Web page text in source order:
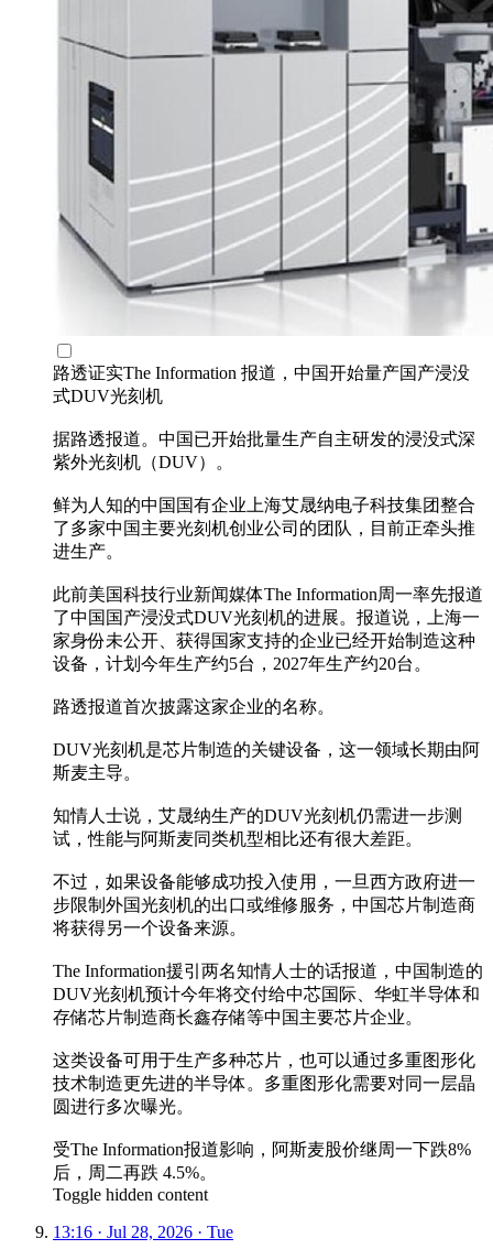
路透证实The Information 报道，中国开始量产国产浸没
式DUV光刻机
据路透报道。中国已开始批量生产自主研发的浸没式深
紫外光刻机（DUV）。
鲜为人知的中国国有企业上海艾晟纳电子科技集团整合
了多家中国主要光刻机创业公司的团队，目前正牵头推
进生产。
此前美国科技行业新闻媒体The Information周一率先报道
了中国国产浸没式DUV光刻机的进展。报道说，上海一
家身份未公开、获得国家支持的企业已经开始制造这种
设备，计划今年生产约5台，2027年生产约20台。
路透报道首次披露这家企业的名称。
DUV光刻机是芯片制造的关键设备，这一领域长期由阿
斯麦主导。
知情人士说，艾晟纳生产的DUV光刻机仍需进一步测
试，性能与阿斯麦同类机型相比还有很大差距。
不过，如果设备能够成功投入使用，一旦西方政府进一
步限制外国光刻机的出口或维修服务，中国芯片制造商
将获得另一个设备来源。
The Information援引两名知情人士的话报道，中国制造的
DUV光刻机预计今年将交付给中芯国际、华虹半导体和
存储芯片制造商长鑫存储等中国主要芯片企业。
这类设备可用于生产多种芯片，也可以通过多重图形化
技术制造更先进的半导体。多重图形化需要对同一层晶
圆进行多次曝光。
受The Information报道影响，阿斯麦股价继周一下跌8%
后，周二再跌 4.5%。
Toggle hidden content
13:16 · Jul 28, 2026 · Tue